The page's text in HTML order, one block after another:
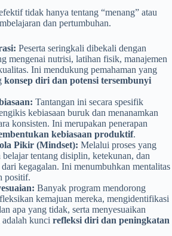
tidak hanya tentang “menang” atau
dan pertumbuhan.
Peserta seringkali dibekali dengan
mengenai nutrisi, latihan fisik, manajemen
Ini mendukung pemahaman yang
konsep diri dan potensi tersembunyi
Tantangan ini secara spesifik
kebiasaan buruk dan menanamkan
konsisten. Ini merupakan penerapan
kebiasaan produktif.
Pikir (Mindset): Melalui proses yang
belajar tentang disiplin, ketekunan, dan
kegagalan. Ini menumbuhkan mentalitas
positif.
Banyak program mendorong
kemajuan mereka, mengidentifikasi
apa yang tidak, serta menyesuaikan
kunci refleksi diri dan peningkatan